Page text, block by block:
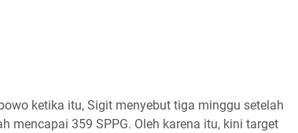
ketika itu, Sigit menyebut tiga minggu setelah
mencapai 359 SPPG. Oleh karena itu, kini target